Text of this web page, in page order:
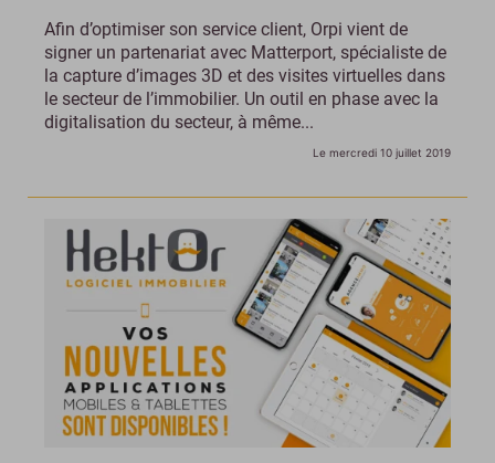
Afin d’optimiser son service client, Orpi vient de
signer un partenariat avec Matterport, spécialiste de
la capture d’images 3D et des visites virtuelles dans
le secteur de l’immobilier. Un outil en phase avec la
digitalisation du secteur, à même...
Le mercredi 10 juillet 2019